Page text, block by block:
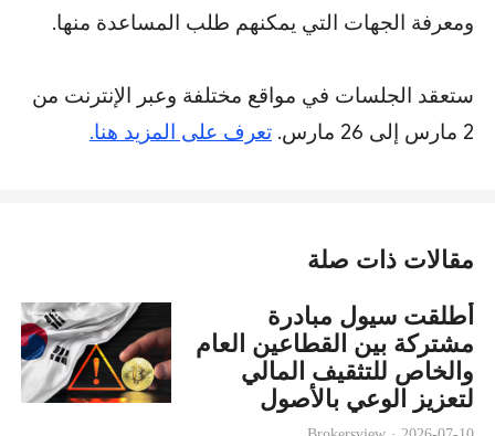
ومعرفة الجهات التي يمكنهم طلب المساعدة منها.
ستعقد الجلسات في مواقع مختلفة وعبر الإنترنت من
2 مارس إلى 26 مارس.
تعرف على المزيد هنا.
مقالات ذات صلة
أطلقت سيول مبادرة
مشتركة بين القطاعين العام
والخاص للتثقيف المالي
لتعزيز الوعي بالأصول
الرقمية